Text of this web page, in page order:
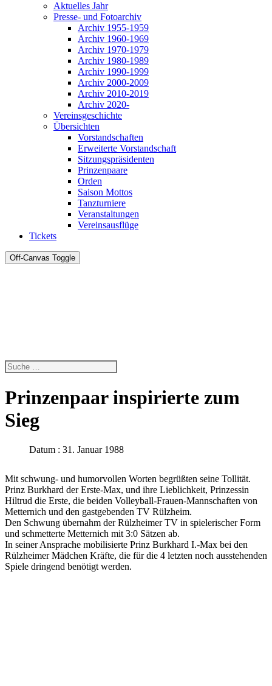
Aktuelles Jahr
Presse- und Fotoarchiv
Archiv 1955-1959
Archiv 1960-1969
Archiv 1970-1979
Archiv 1980-1989
Archiv 1990-1999
Archiv 2000-2009
Archiv 2010-2019
Archiv 2020-
Vereinsgeschichte
Übersichten
Vorstandschaften
Erweiterte Vorstandschaft
Sitzungspräsidenten
Prinzenpaare
Orden
Saison Mottos
Tanzturniere
Veranstaltungen
Vereinsausflüge
Tickets
Off-Canvas Toggle
Prinzenpaar inspirierte zum
Sieg
Datum : 31. Januar 1988
Mit schwung- und humorvollen Worten begrüßten seine Tollität.
Prinz Burkhard der Erste-Max, und ihre Lieblichkeit, Prinzessin
Hiltrud die Erste, die beiden Volleyball-Frauen-Mannschaften von
Metternich und den gastgebenden TV Rülzheim.
Den Schwung übernahm der Rülzheimer TV in spielerischer Form
und schmetterte Metternich mit 3:0 Sätzen ab.
In seiner Ansprache mobilisierte Prinz Burkhard I.-Max bei den
Rülzheimer Mädchen Kräfte, die für die 4 letzten noch ausstehenden
Spiele dringend benötigt werden.